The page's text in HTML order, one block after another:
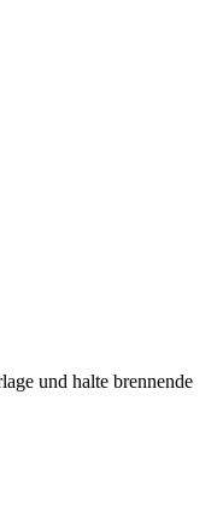
und halte brennende